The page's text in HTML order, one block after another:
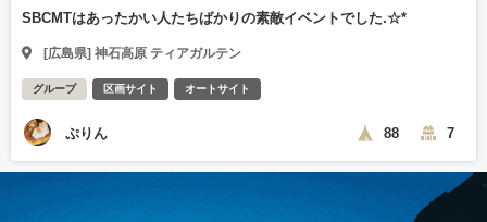
SBCMTはあったかい人たちばかりの素敵イベントでした.☆*
[広島県] 神石高原 ティアガルテン
グループ 区画サイト オートサイト
ぷりん 88 7